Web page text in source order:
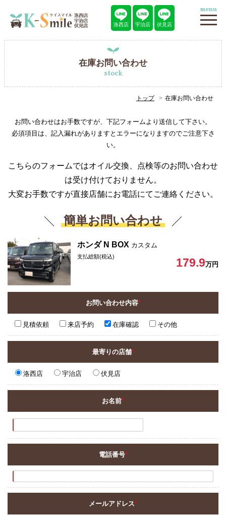
洛西店 宇治店 伏見店
menu
在庫お問い合わせ
stock
トップ 在庫お問い合わせ
お問い合わせはお手数ですが、下記フォームより送信して下さい。
必須項目は、記入漏れがありますとエラーになりますのでご注意下さ
い。
こちらのフォームではオイル交換、点検等のお問い合わせ
は受け付けておりません。
大変お手数ですが直接店舗にお電話にてご連絡ください。
簡単お問い合わせ
ホンダ N BOX カスタム
支払総額(税込) 179.9万円
お問い合わせ内容*
見積依頼 来店予約 在庫確認 その他
最寄りの店舗*
洛西店 宇治店 伏見店
お名前*
電話番号*
メールアドレス*